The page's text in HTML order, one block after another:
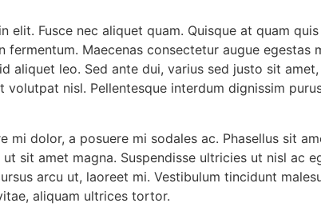
Fusce nec aliquet quam. Quisque at quam
Maecenas consectetur augue egestas
aliquet leo. Sed ante dui, varius sed justo sit
volutpat nisl. Pellentesque interdum dignissim
dolor, a posuere mi sodales ac. Phasellus sit
sit amet magna. Suspendisse ultricies ut nisl ac
arcu ut, laoreet mi. Vestibulum tincidunt
aliquam ultrices tortor.